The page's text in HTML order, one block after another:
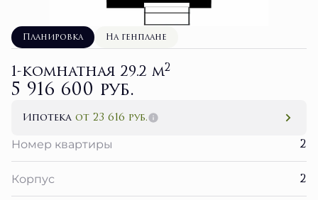
Планировка На генплане
1-комнатная 29.2 м2
5 916 600 руб.
Ипотека от 23 616 руб.
Номер квартиры
2
Корпус 2